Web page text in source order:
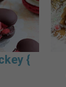
{